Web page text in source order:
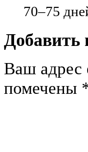
70–75
Добавить
Ваш адрес
помечены